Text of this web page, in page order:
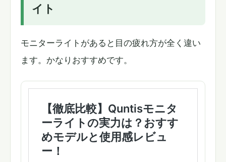
イト
モニターライトがあると目の疲れ方が全く違い
ます。かなりおすすめです。